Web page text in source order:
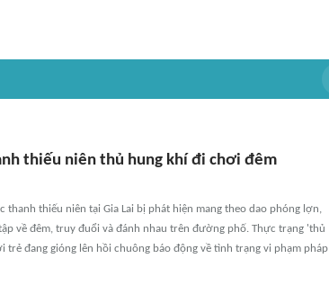
thiếu niên thủ hung khí đi chơi đêm
thanh thiếu niên tại Gia Lai bị phát hiện mang theo dao phóng lợn,
về đêm, truy đuổi và đánh nhau trên đường phố. Thực trạng 'thủ
đang gióng lên hồi chuông báo động về tình trạng vi phạm pháp